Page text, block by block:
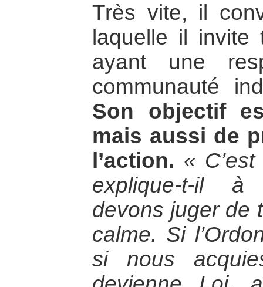
Très vite, il
laquelle il invite
ayant une
communauté
Son objectif
mais aussi de
l’action. «
explique-t-il à
devons juger de
calme. Si
si nous